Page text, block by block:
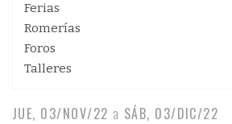
Ferias
Romerías
Foros
Talleres
JUE, 03/NOV/22 a SÁB, 03/DIC/22